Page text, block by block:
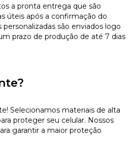
a pronta entrega que são
úteis após a confirmação do
são enviados logo
prazo de produção de até 7 dias
Selecionamos materiais de alta
proteger seu celular. Nossos
garantir a maior proteção